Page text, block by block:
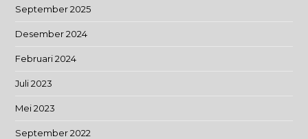
September 2025
Desember 2024
Februari 2024
Juli 2023
Mei 2023
September 2022